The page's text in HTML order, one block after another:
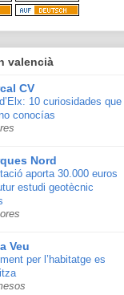
valencià
CV
10 curiosidades que
conocías
Nord
aporta 30.000 euros
estudi geotècnic
Veu
per l’habitatge es